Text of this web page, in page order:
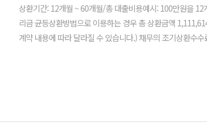
상환기간: 12개월 ~ 60개월/총 대출비용예시: 100만원을
리금 균등상환방법으로 이용하는 경우 총 상환금액
계약 내용에 따라 달라질 수 있습니다.) 채무의 조기상환수